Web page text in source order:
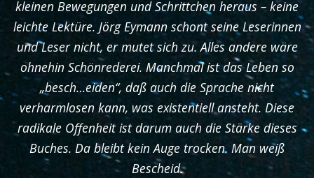
kleinen Bewegungen und Schrittchen heraus – keine
leichte Lektüre. Jörg Eymann schont seine Leserinnen
und Leser nicht, er mutet sich zu. Alles andere wäre
ohnehin Schönrederei. Manchmal ist das Leben so
„besch…eiden“, daß auch die Sprache nicht
verharmlosen kann, was existentiell ansteht. Diese
radikale Offenheit ist darum auch die Stärke dieses
Buches. Da bleibt kein Auge trocken. Man weiß
Bescheid.